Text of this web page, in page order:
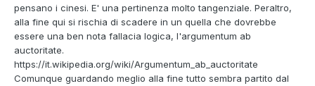
pensano i cinesi. E' una pertinenza molto tangenziale. Peraltro,
alla fine qui si rischia di scadere in un quella che dovrebbe
essere una ben nota fallacia logica, l'argumentum ab
auctoritate.
https://it.wikipedia.org/wiki/Argumentum_ab_auctoritate
Comunque guardando meglio alla fine tutto sembra partito dal